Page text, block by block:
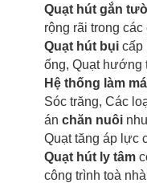
Quạt hút gắn
rộng rãi trong
Quạt hút bụi cấp
ống, Quạt hướng
Hệ thống làm
Sóc trăng, Các
án chăn nuôi
Quạt tăng áp lực
Quạt hút ly tâm
công trình toà